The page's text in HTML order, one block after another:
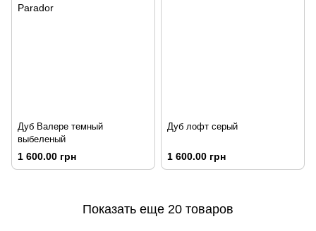
Дуб Валере темный
выбеленый
1 600.00 грн
Дуб лофт серый
1 600.00 грн
Показать еще 20 товаров